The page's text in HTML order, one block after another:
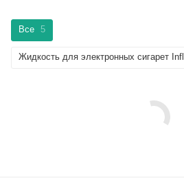
Все 5
Жидкость для электронных сигарет